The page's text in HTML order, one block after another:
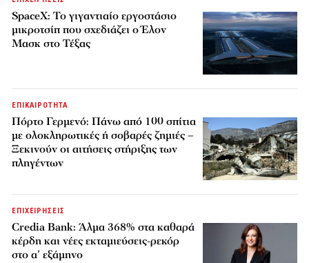
SpaceX: Το γιγαντιαίο εργοστάσιο
μικροτσίπ που σχεδιάζει ο Έλον
Μασκ στο Τέξας
ΕΠΙΚΑΙΡΟΤΗΤΑ
Πόρτο Γερμενό: Πάνω από 100 σπίτια
με ολοκληρωτικές ή σοβαρές ζημιές –
Ξεκινούν οι αιτήσεις στήριξης των
πληγέντων
ΕΠΙΧΕΙΡΗΣΕΙΣ
Credia Bank: Άλμα 368% στα καθαρά
κέρδη και νέες εκταμιεύσεις-ρεκόρ
στο α’ εξάμηνο